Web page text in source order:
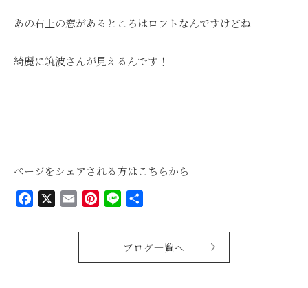
あの右上の窓があるところはロフトなんですけどね
綺麗に筑波さんが見えるんです！
ページをシェアされる方はこちらから
Facebook EmailPinterest
Line
ブログ一覧へ